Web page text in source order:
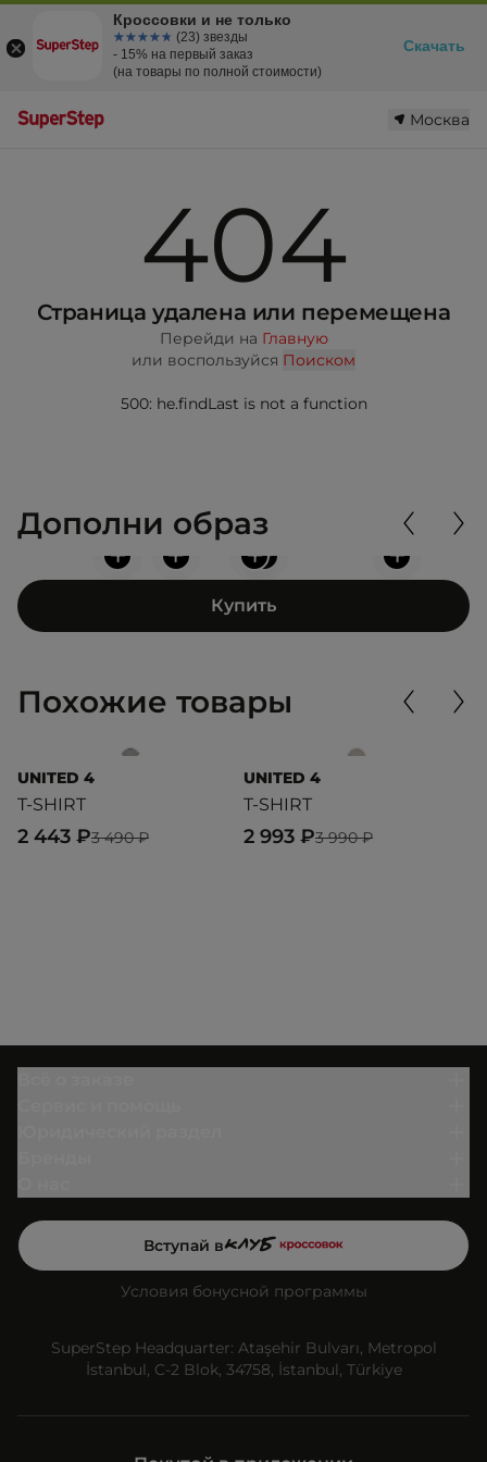
Москва
404
Страница удалена или перемещена
Перейди на Главную
или воспользуйся Поиском
500: he.findLast is not a function
Дополни образ
+
+
+ + +
Купить
Похожие товары
UNITED 4
T-SHIRT
3 490 ₽
2 443 ₽
UNITED 4
T-SHIRT
3 990 ₽
2 993 ₽
Вступай в
Условия бонусной программы
SuperStep Headquarter: Ataşehir Bulvarı, Metropol
İstanbul, C-2 Blok, 34758, İstanbul, Türkiye
Кроссовки и не только
☆☆☆☆☆
★★★★★ (23) звезды
- 15% на первый заказ
(на товары по полной стоимости)
Скачать